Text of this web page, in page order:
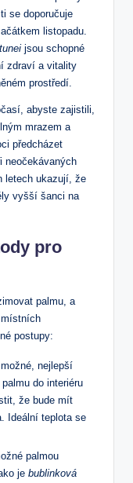
se⁢ doporučuje
⁤listopadu.
jsou schopné
zdraví a vitality
prostředí.
‍abyste zajistili,
mrazem a
předcházet
neočekávaných
⁢letech ukazují, že​
vyšší šanci na
pro
palmu,‍ a
postupy:
nejlepší
do interiéru
že bude mít
Ideální teplota ⁣se
‍palmou
je bublinková​